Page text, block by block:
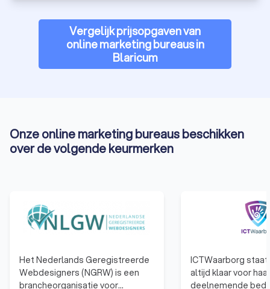
Vergelijk prijsopgaven van
online marketing bureaus in
Blaricum
Onze online marketing bureaus beschikken
over de volgende keurmerken
Het Nederlands Geregistreerde
Webdesigners (NGRW) is een
brancheorganisatie voor
ICTWaarborg
altijd klaar voor haar
deelnemende